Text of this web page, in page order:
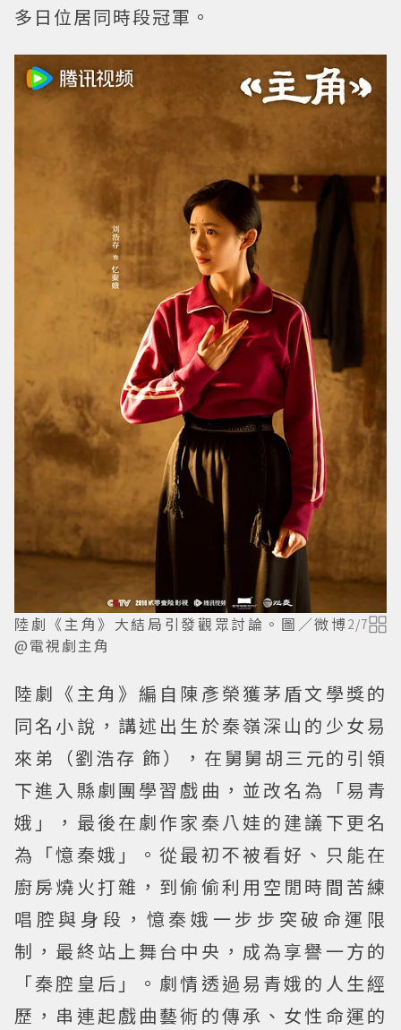
多日位居同時段冠軍。
陸劇《主角》大結局引發觀眾討論。圖／微博
@電視劇主角
2/7
陸劇《主角》編自陳彥榮獲茅盾文學獎的
同名小說，講述出生於秦嶺深山的少女易
來弟（劉浩存 飾），在舅舅胡三元的引領
下進入縣劇團學習戲曲，並改名為「易青
娥」，最後在劇作家秦八娃的建議下更名
為「憶秦娥」。從最初不被看好、只能在
廚房燒火打雜，到偷偷利用空閒時間苦練
唱腔與身段，憶秦娥一步步突破命運限
制，最終站上舞台中央，成為享譽一方的
「秦腔皇后」。劇情透過易青娥的人生經
歷，串連起戲曲藝術的傳承、女性命運的